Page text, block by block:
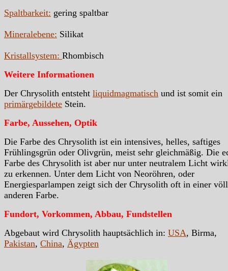
Spaltbarkeit: gering spaltbar
Mineralebene: Silikat
Kristallsystem: Rhombisch
Weitere Informationen
Der Chrysolith entsteht liquidmagmatisch und ist somit ein
primärgebildete Stein.
Farbe, Aussehen, Optik
Die Farbe des Chrysolith ist ein intensives, helles, saftiges
Frühlingsgrün oder Olivgrün, meist sehr gleichmäßig. Die
Farbe des Chrysolith ist aber nur unter neutralem Licht
zu erkennen. Unter dem Licht von Neoröhren, oder
Energiesparlampen zeigt sich der Chrysolith oft in einer
anderen Farbe.
Fundort, Vorkommen, Abbau, Fundstellen
Abgebaut wird Chrysolith hauptsächlich in: USA, Birma,
Pakistan, China, Ägypten